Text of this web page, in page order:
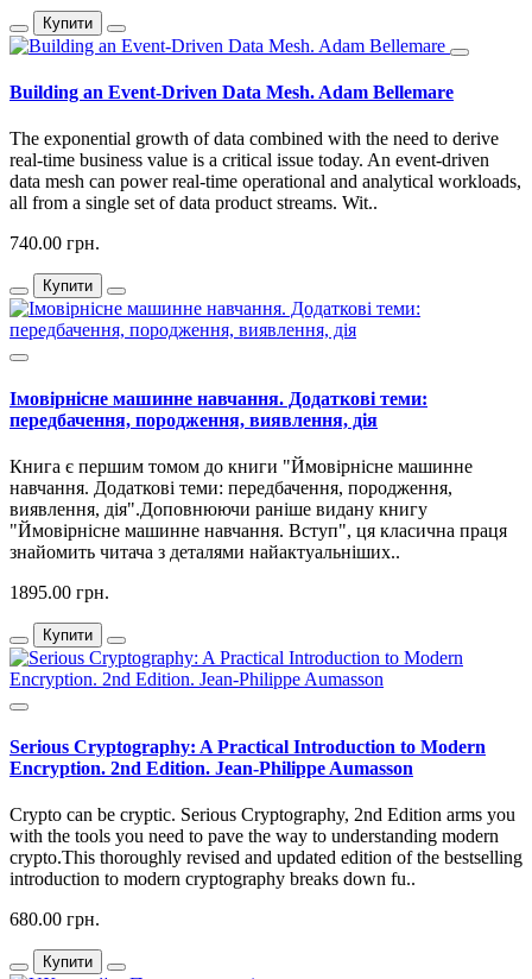
Купити
Building an Event-Driven Data Mesh. Adam Bellemare
The exponential growth of data combined with the need to derive
real-time business value is a critical issue today. An event-driven
data mesh can power real-time operational and analytical workloads,
all from a single set of data product streams. Wit..
740.00 грн.
Купити
Імовірнісне машинне навчання. Додаткові теми:
передбачення, породження, виявлення, дія
Книга є першим томом до книги "Ймовірнісне машинне
навчання. Додаткові теми: передбачення, породження,
виявлення, дія".Доповнюючи раніше видану книгу
"Ймовірнісне машинне навчання. Вступ", ця класична праця
знайомить читача з деталями найактуальніших..
1895.00 грн.
Купити
Serious Cryptography: A Practical Introduction to Modern
Encryption. 2nd Edition. Jean-Philippe Aumasson
Crypto can be cryptic. Serious Cryptography, 2nd Edition arms you
with the tools you need to pave the way to understanding modern
crypto.This thoroughly revised and updated edition of the bestselling
introduction to modern cryptography breaks down fu..
680.00 грн.
Купити